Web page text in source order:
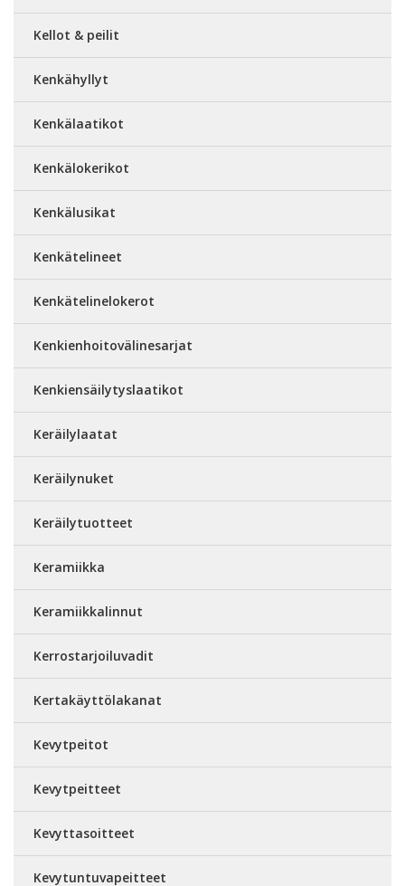
Kellot & peilit
Kenkähyllyt
Kenkälaatikot
Kenkälokerikot
Kenkälusikat
Kenkätelineet
Kenkätelinelokerot
Kenkienhoitovälinesarjat
Kenkiensäilytyslaatikot
Keräilylaatat
Keräilynuket
Keräilytuotteet
Keramiikka
Keramiikkalinnut
Kerrostarjoiluvadit
Kertakäyttölakanat
Kevytpeitot
Kevytpeitteet
Kevyttasoitteet
Kevytuntuvapeitteet